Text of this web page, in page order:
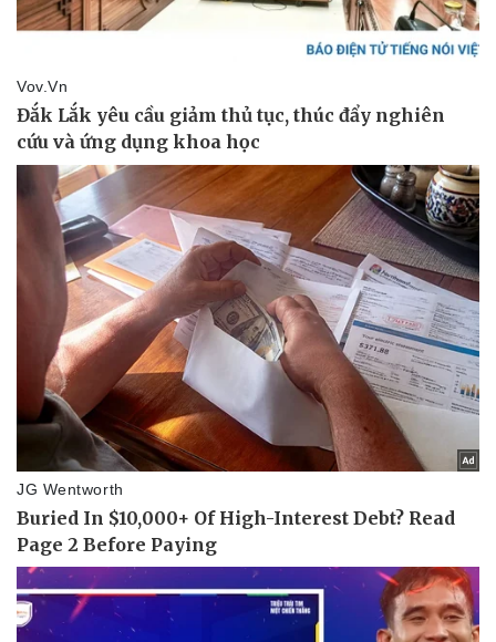
Thể thao
Bóng đá
Lịch thi đấu bóng đá
Thế giới thể thao
eSports
Hậu trường
Ô tô
Tư vấn